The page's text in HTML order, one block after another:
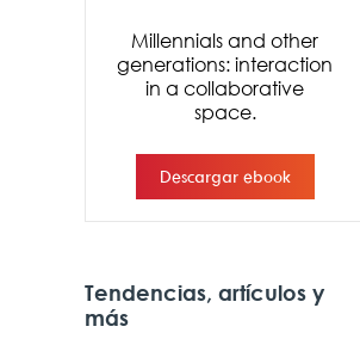
Tendencias, artículos y
más